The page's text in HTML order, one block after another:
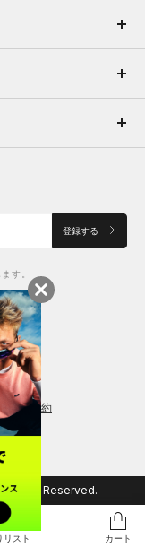
リスト カート
登録する
す。
会員規約
Rights Reserved.